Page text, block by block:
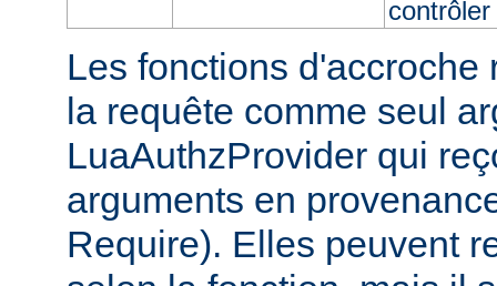
Les fonctions d'accroche
la requête comme seul
LuaAuthzProvider qui
arguments en
Require). Elles peuvent